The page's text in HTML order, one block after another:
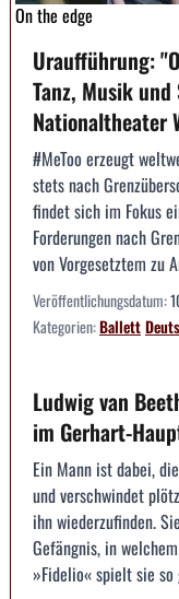
On the edge
Uraufführung:
Tanz, Musik
Nationaltheater
#MeToo erzeugt
stets nach
findet sich im Fokus
Forderungen nach
von Vorgesetztem zu
Veröffentlichungsdatum:
Kategorien:Ballett
Ludwig van
im Gerhart-
Ein Mann ist dabei,
und verschwindet
ihn wiederzufinden.
Gefängnis, in
»Fidelio« spielt sie so